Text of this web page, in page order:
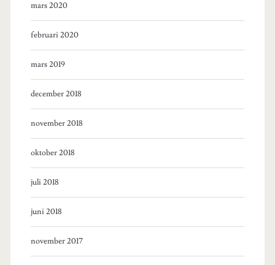
mars 2020
februari 2020
mars 2019
december 2018
november 2018
oktober 2018
juli 2018
juni 2018
november 2017